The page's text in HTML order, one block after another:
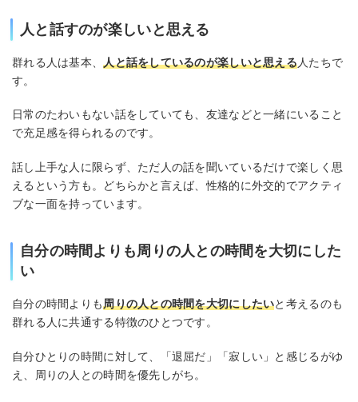
人と話すのが楽しいと思える
群れる人は基本、人と話をしているのが楽しいと思える人たちで
す。
日常のたわいもない話をしていても、友達などと一緒にいること
で充足感を得られるのです。
話し上手な人に限らず、ただ人の話を聞いているだけで楽しく思
えるという方も。どちらかと言えば、性格的に外交的でアクティ
ブな一面を持っています。
自分の時間よりも周りの人との時間を大切にした
い
自分の時間よりも周りの人との時間を大切にしたいと考えるのも
群れる人に共通する特徴のひとつです。
自分ひとりの時間に対して、「退屈だ」「寂しい」と感じるがゆ
え、周りの人との時間を優先しがち。